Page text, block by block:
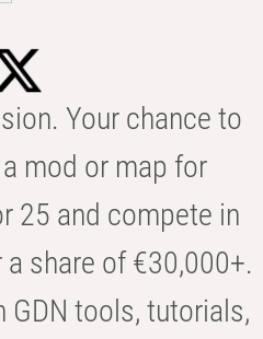
Your chance to
mod or map for
25 and compete in
share of €30,000+.
GDN tools, tutorials,